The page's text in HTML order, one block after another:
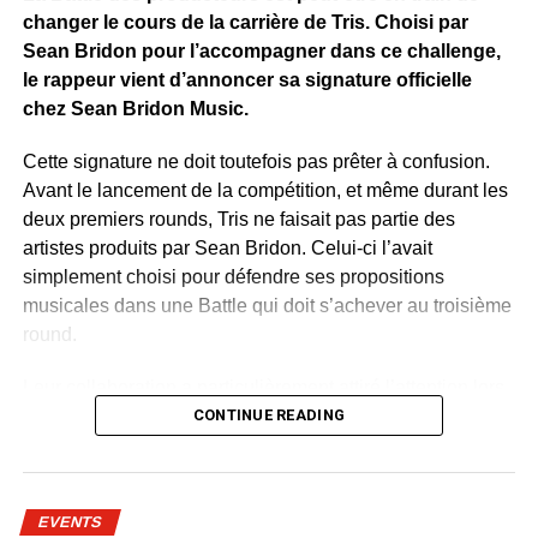
WhatsApp
Facebook
X Telegram
Email
>>
changer le cours de la carrière de Tris. Choisi par
Sean Bridon pour l’accompagner dans ce challenge,
le rappeur vient d’annoncer sa signature officielle
chez Sean Bridon Music.
Cette signature ne doit toutefois pas prêter à confusion.
Avant le lancement de la compétition, et même durant les
deux premiers rounds, Tris ne faisait pas partie des
artistes produits par Sean Bridon. Celui-ci l’avait
simplement choisi pour défendre ses propositions
musicales dans une Battle qui doit s’achever au troisième
round.
de la deuxième étape du concours. Sur un morceau
ambiance urbaine, Tris a retrouvé cette lumière qui
n’a jamais vraiment été remis en cause. C’est plutôt
CONTINUE READING
EVENTS